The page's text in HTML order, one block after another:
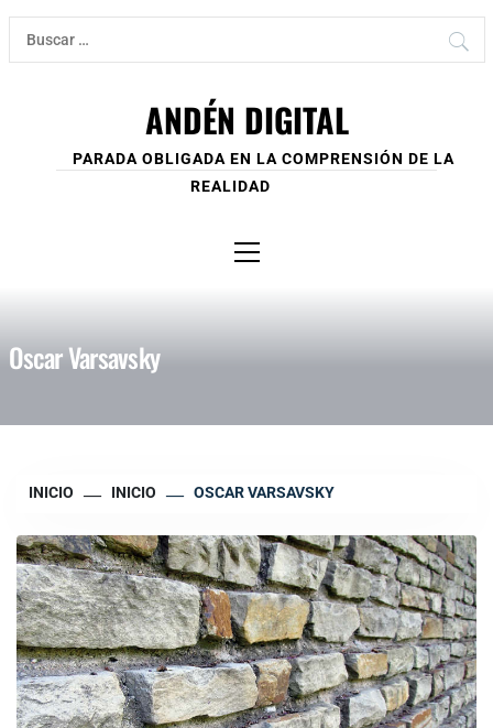
Ir
contenido
Buscar:
ANDÉN DIGITAL
PARADA OBLIGADA EN LA COMPRENSIÓN DE LA
REALIDAD
principal
Oscar Varsavsky
INICIO INICIO OSCAR VARSAVSKY